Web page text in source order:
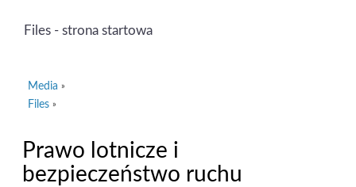
Files - strona startowa
Media »
Files »
Prawo lotnicze i
bezpieczeństwo ruchu